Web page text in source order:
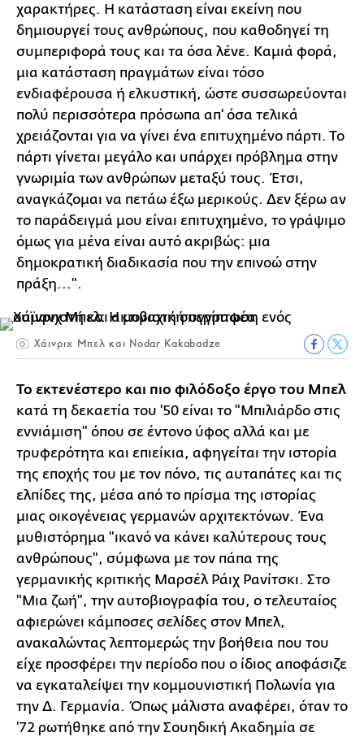
χαρακτήρες. Η κατάσταση είναι εκείνη που
δημιουργεί τους ανθρώπους, που καθοδηγεί τη
συμπεριφορά τους και τα όσα λένε. Καμιά φορά,
μια κατάσταση πραγμάτων είναι τόσο
ενδιαφέρουσα ή ελκυστική, ώστε συσσωρεύονται
πολύ περισσότερα πρόσωπα απ' όσα τελικά
χρειάζονται για να γίνει ένα επιτυχημένο πάρτι. Το
πάρτι γίνεται μεγάλο και υπάρχει πρόβλημα στην
γνωριμία των ανθρώπων μεταξύ τους. Έτσι,
αναγκάζομαι να πετάω έξω μερικούς. Δεν ξέρω αν
το παράδειγμά μου είναι επιτυχημένο, το γράψιμο
όμως για μένα είναι αυτό ακριβώς: μια
δημοκρατική διαδικασία που την επινοώ στην
πράξη...".
Χάινριχ Μπελ και Nodar Kakabadze
Το εκτενέστερο και πιο φιλόδοξο έργο του Μπελ
κατά τη δεκαετία του '50 είναι το "Μπιλιάρδο στις
εννιάμιση" όπου σε έντονο ύφος αλλά και με
τρυφερότητα και επιείκια, αφηγείται την ιστορία
της εποχής του με τον πόνο, τις αυταπάτες και τις
ελπίδες της, μέσα από το πρίσμα της ιστορίας
μιας οικογένειας γερμανών αρχιτεκτόνων. Ένα
μυθιστόρημα "ικανό να κάνει καλύτερους τους
ανθρώπους", σύμφωνα με τον πάπα της
γερμανικής κριτικής Μαρσέλ Ράιχ Ρανίτσκι. Στο
"Μια ζωή", την αυτοβιογραφία του, ο τελευταίος
αφιερώνει κάμποσες σελίδες στον Μπελ,
ανακαλώντας λεπτομερώς την βοήθεια που του
είχε προσφέρει την περίοδο που ο ίδιος αποφάσιζε
να εγκαταλείψει την κομμουνιστική Πολωνία για
την Δ. Γερμανία. Όπως μάλιστα αναφέρει, όταν το
'72 ρωτήθηκε από την Σουηδική Ακαδημία σε